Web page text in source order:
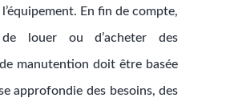
En fin de compte,
louer ou d’acheter des
manutention doit être basée
approfondie des besoins, des